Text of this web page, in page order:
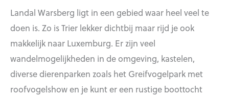
Landal Warsberg ligt in een gebied waar heel veel te
doen is. Zo is Trier lekker dichtbij maar rijd je ook
makkelijk naar Luxemburg. Er zijn veel
wandelmogelijkheden in de omgeving, kastelen,
diverse dierenparken zoals het Greifvogelpark met
roofvogelshow en je kunt er een rustige boottocht